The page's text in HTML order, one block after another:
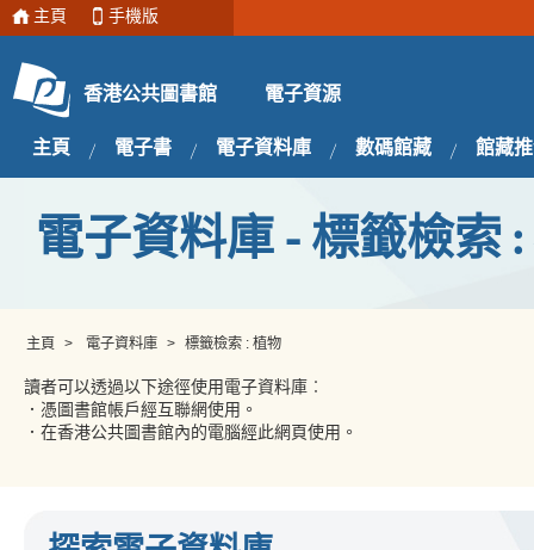
主頁 手機版
香港公共圖書館 電子資源
主頁 電子書 電子資料庫 數碼館藏 館藏
電子資料庫 - 標籤檢索 :
主頁 > 電子資料庫 > 標籤檢索 : 植物
讀者可以透過以下途徑使用電子資料庫︰
．憑圖書館帳戶經互聯網使用。
．在香港公共圖書館內的電腦經此網頁使用。